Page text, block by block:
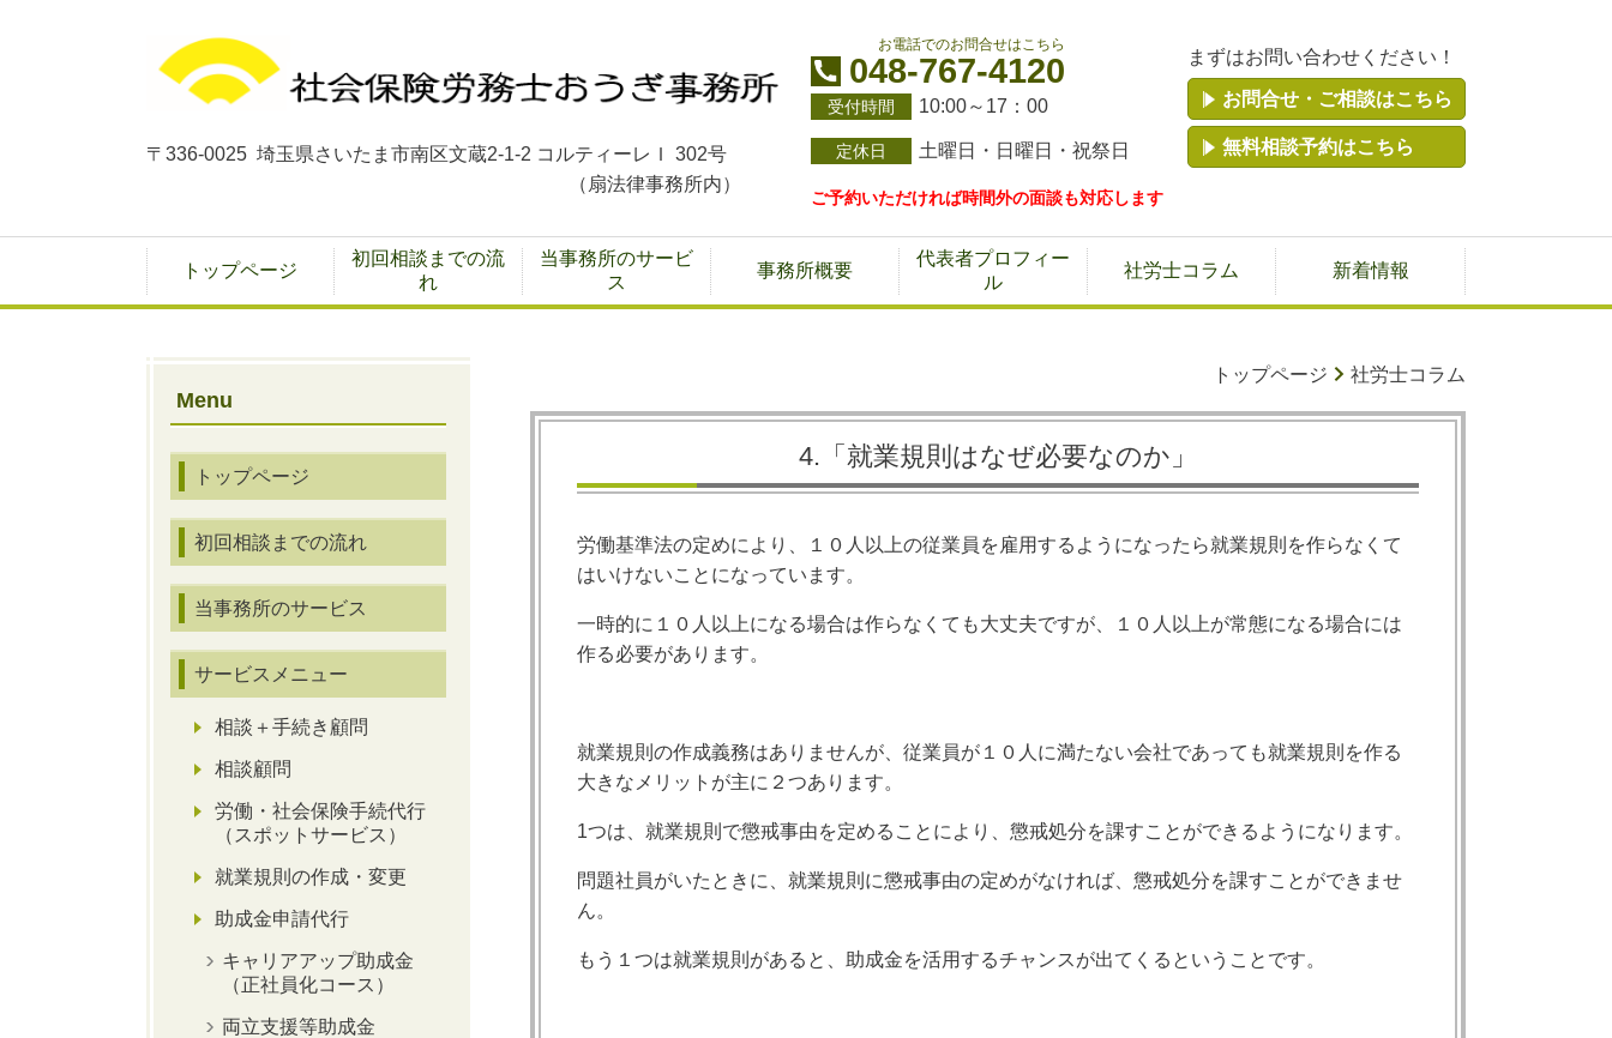
〒336-0025 埼玉県さいたま市南区文蔵2-1-2 コルティーレＩ 302号
（扇法律事務所内）
お電話でのお問合せはこちら
048-767-4120
受付時間 10:00～17：00
定休日 土曜日・日曜日・祝祭日
ご予約いただければ時間外の面談も対応します
まずはお問い合わせください！
お問合せ・ご相談はこちら
無料相談予約はこちら
トップページ
初回相談までの流
れ
当事務所のサービ
ス
事務所概要
代表者プロフィー
ル
社労士コラム 新着情報
トップページ 社労士コラム
4.「就業規則はなぜ必要なのか」
労働基準法の定めにより、１０人以上の従業員を雇用するようになったら就業規則を作らなくて
はいけないことになっています。
一時的に１０人以上になる場合は作らなくても大丈夫ですが、１０人以上が常態になる場合には
作る必要があります。
就業規則の作成義務はありませんが、従業員が１０人に満たない会社であっても就業規則を作る
大きなメリットが主に２つあります。
1つは、就業規則で懲戒事由を定めることにより、懲戒処分を課すことができるようになります。
問題社員がいたときに、就業規則に懲戒事由の定めがなければ、懲戒処分を課すことができませ
ん。
もう１つは就業規則があると、助成金を活用するチャンスが出てくるということです。
Menu
トップページ
初回相談までの流れ
当事務所のサービス
サービスメニュー
相談＋手続き顧問
相談顧問
労働・社会保険手続代行
（スポットサービス）
就業規則の作成・変更
助成金申請代行
キャリアアップ助成金
（正社員化コース）
両立支援等助成金